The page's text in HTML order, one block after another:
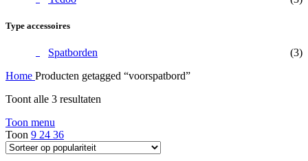
Type accessoires
Spatborden
(3)
Home Producten getagged “voorspatbord”
Toont alle 3 resultaten
Toon menu
Toon 9 24 36